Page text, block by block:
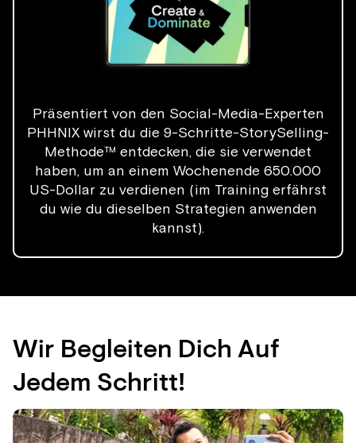
Präsentiert von den Social-Media-Experten
PHHNIX wirst du die 9-Schritte-StorySelling-
Methode™ entdecken, die sie verwendet
haben, um an einem Wochenende 650.000
US-Dollar zu verdienen (im Training erfährst
du wie du dieselben Strategien anwenden
kannst).
Wir Begleiten Dich Auf
Jedem Schritt!